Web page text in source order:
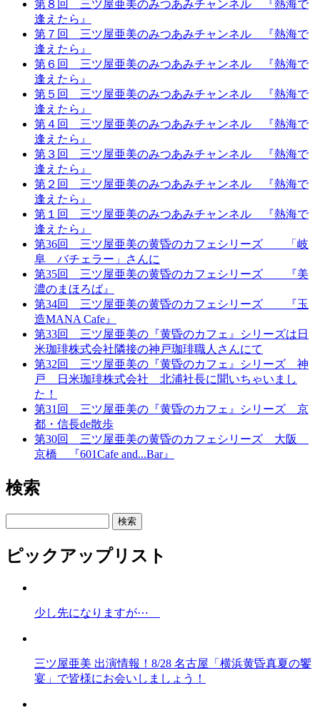
第８回 三ツ屋亜美のみつあみチャンネル 『熱海で
逢えたら』
第７回 三ツ屋亜美のみつあみチャンネル 『熱海で
逢えたら』
第６回 三ツ屋亜美のみつあみチャンネル 『熱海で
逢えたら』
第５回 三ツ屋亜美のみつあみチャンネル 『熱海で
逢えたら』
第４回 三ツ屋亜美のみつあみチャンネル 『熱海で
逢えたら』
第３回 三ツ屋亜美のみつあみチャンネル 『熱海で
逢えたら』
第２回 三ツ屋亜美のみつあみチャンネル 『熱海で
逢えたら』
第１回 三ツ屋亜美のみつあみチャンネル 『熱海で
逢えたら』
第36回 三ツ屋亜美の黄昏のカフェシリーズ 「岐
阜 バチェラー」さんに
第35回 三ツ屋亜美の黄昏のカフェシリーズ 『美
濃のまほろば』
第34回 三ツ屋亜美の黄昏のカフェシリーズ 『玉
造MANA Cafe』
第33回 三ツ屋亜美の『黄昏のカフェ』シリーズは日
米珈琲株式会社隣接の神戸珈琲職人さんにて
第32回 三ツ屋亜美の『黄昏のカフェ』シリーズ 神
戸 日米珈琲株式会社 北浦社長に聞いちゃいまし
た！
第31回 三ツ屋亜美の『黄昏のカフェ』シリーズ 京
都・信長de散歩
第30回 三ツ屋亜美の黄昏のカフェシリーズ 大阪
京橋 『601Cafe and...Bar』
検索
検索
ピックアップリスト
少し先になりますが⋯
三ツ屋亜美 出演情報！8/28 名古屋「横浜黄昏真夏の饗
宴」で皆様にお会いしましょう！